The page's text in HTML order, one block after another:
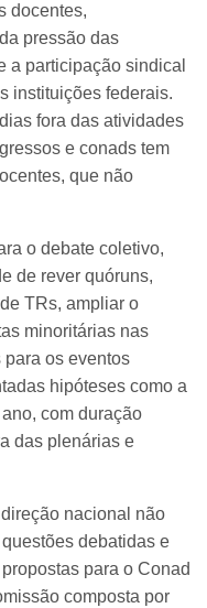
docentes,
pressão das
a participação sindical
instituições federais.
fora das atividades
e conads tem
que não
o debate coletivo,
de rever quóruns,
TRs, ampliar o
minoritárias nas
para os eventos
hipóteses como a
com duração
das plenárias e
nacional não
debatidas e
para o Conad
composta por